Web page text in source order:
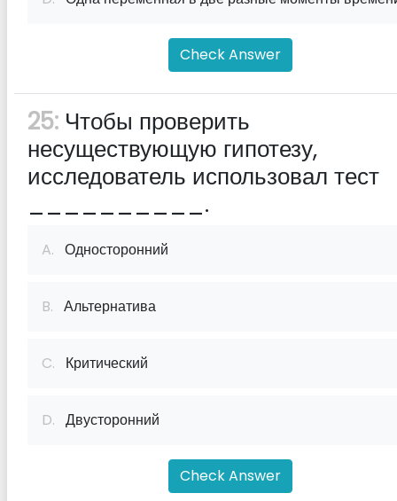
Check Answer
25: Чтобы проверить
несуществующую гипотезу,
исследователь использовал тест
__________.
A. Односторонний
B. Альтернатива
C. Критический
D. Двусторонний
Check Answer